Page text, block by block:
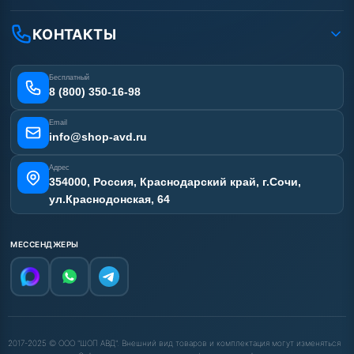
Статьи
Лизинг
Получить скидку
Ремонт АВД
Сертификаты
Отзывы наших клиентов
Карта сайта
КОНТАКТЫ
Бесплатный
8 (800) 350-16-98
Email
info@shop-avd.ru
Адрес
354000, Россия, Краснодарский край, г.Сочи,
ул.Краснодонская, 64
МЕССЕНДЖЕРЫ
2017-2025 © ООО "ШОП АВД". Внешний вид товаров и комплектация могут изменяться